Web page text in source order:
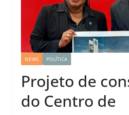
NEWS POLÍTICA
Projeto de
do Centro de